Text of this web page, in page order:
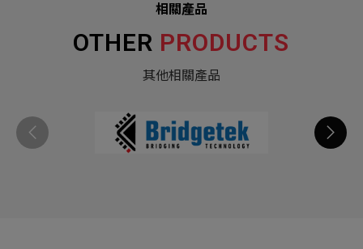
相關產品
OTHER PRODUCTS
其他相關產品